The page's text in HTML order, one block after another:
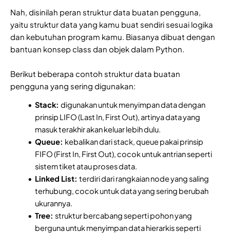
Nah, disinilah peran struktur data buatan pengguna,
yaitu struktur data yang kamu buat sendiri sesuai logika
dan kebutuhan program kamu. Biasanya dibuat dengan
bantuan konsep class dan objek dalam Python.
Berikut beberapa contoh struktur data buatan
pengguna yang sering digunakan:
Stack: digunakan untuk menyimpan data dengan
prinsip LIFO (Last In, First Out), artinya data yang
masuk terakhir akan keluar lebih dulu.
Queue: kebalikan dari stack, queue pakai prinsip
FIFO (First In, First Out), cocok untuk antrian seperti
sistem tiket atau proses data.
Linked List: terdiri dari rangkaian node yang saling
terhubung, cocok untuk data yang sering berubah
ukurannya.
Tree: struktur bercabang seperti pohon yang
berguna untuk menyimpan data hierarkis seperti